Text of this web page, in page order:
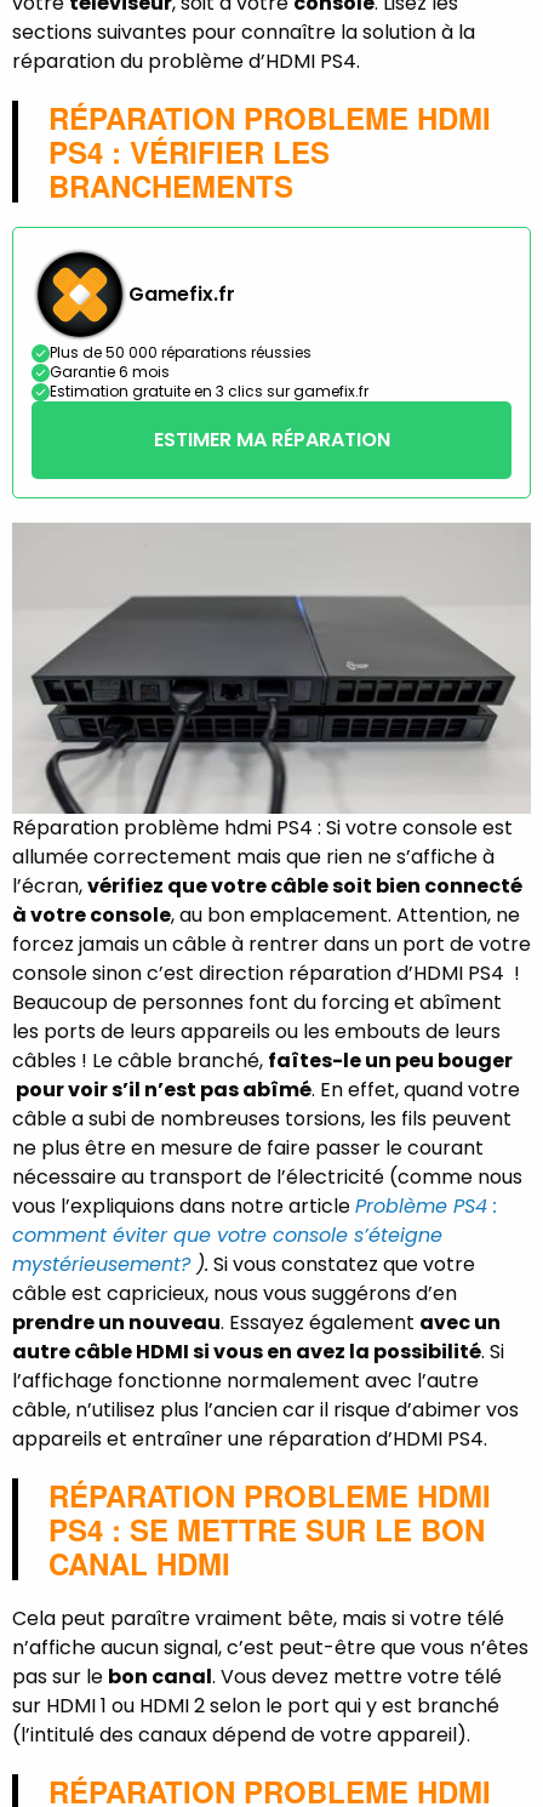
sections suivantes pour connaître la solution à la
réparation du problème d’HDMI PS4.
RÉPARATION PROBLEME HDMI
PS4 : VÉRIFIER LES
BRANCHEMENTS
Gamefix.fr
Plus de 50 000 réparations réussies
Garantie 6 mois
Estimation gratuite en 3 clics sur gamefix.fr
ESTIMER MA RÉPARATION
Réparation problème hdmi PS4 : Si votre console est
allumée correctement mais que rien ne s’affiche à
l’écran,vérifiez que votre câble soit bien connecté
à votre console, au bon emplacement. Attention, ne
forcez jamais un câble à rentrer dans un port de votre
console sinon c’est direction réparation d’HDMI PS4 !
Beaucoup de personnes font du forcing et abîment
les ports de leurs appareils ou les embouts de leurs
câbles ! Le câble branché, faîtes-le un peu bouger
pour voir s’il n’est pas abîmé. En effet, quand votre
câble a subi de nombreuses torsions, les fils peuvent
ne plus être en mesure de faire passer le courant
nécessaire au transport de l’électricité (comme nous
vous l’expliquions dans notre articleProblème PS4 :
comment éviter que votre console s’éteigne
mystérieusement?). Si vous constatez que votre
câble est capricieux, nous vous suggérons d’en
prendre un nouveau. Essayez également avec un
autre câble HDMI si vous en avez la possibilité. Si
l’affichage fonctionne normalement avec l’autre
câble, n’utilisez plus l’ancien car il risque d’abimer vos
appareils et entraîner une réparation d’HDMI PS4.
RÉPARATION PROBLEME HDMI
PS4 : SE METTRE SUR LE BON
CANAL HDMI
Cela peut paraître vraiment bête, mais si votre télé
n’affiche aucun signal, c’est peut-être que vous n’êtes
pas sur le bon canal. Vous devez mettre votre télé
sur HDMI 1 ou HDMI 2 selon le port qui y est branché
(l’intitulé des canaux dépend de votre appareil).
RÉPARATION PROBLEME HDMI